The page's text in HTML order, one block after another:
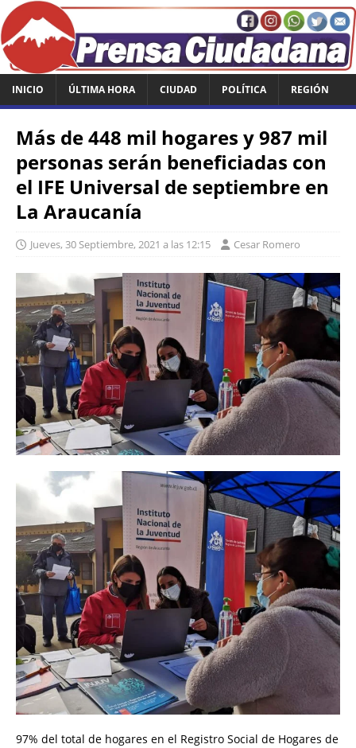
INICIO ÚLTIMA HORA CIUDAD POLÍTICA REGIÓN
Más de 448 mil hogares y 987 mil
personas serán beneficiadas con
el IFE Universal de septiembre en
La Araucanía
Jueves, 30 Septiembre, 2021 a las 12:15 Cesar Romero
97% del total de hogares en el Registro Social de Hogares de